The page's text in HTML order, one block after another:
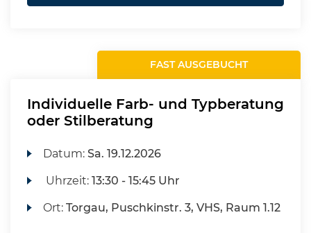
FAST AUSGEBUCHT
Individuelle Farb- und Typberatung
oder Stilberatung
Datum:Sa. 19.12.2026
Uhrzeit:13:30 - 15:45 Uhr
Ort:Torgau, Puschkinstr. 3, VHS, Raum 1.12